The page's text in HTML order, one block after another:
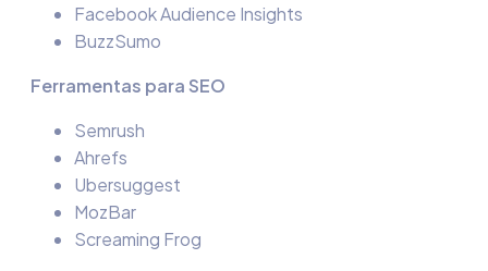
Facebook Audience Insights
BuzzSumo
Ferramentas para SEO
Semrush
Ahrefs
Ubersuggest
MozBar
Screaming Frog